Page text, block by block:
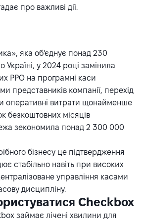
про важливі дії.
яка об'єднує понад 230
Україні, у 2024 році замінила
РРО на програмні каси
представників компанії, перехід
оперативні витрати щонайменше
безкоштовних місяців
зекономила понад 2 300 000
бізнесу це підтвердження
стабільно навіть при високих
управління касами
дисципліну.
Checkbox
займає лічені хвилини для